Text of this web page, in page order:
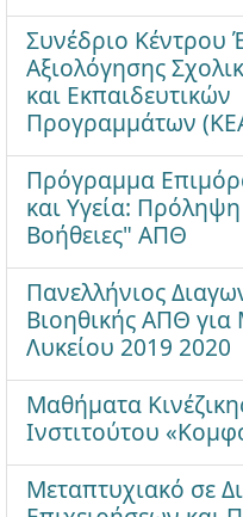
Συνέδριο Κέντρου
Αξιολόγησης
και Εκπαιδευτικών
Προγραμμάτων
Πρόγραμμα
και Υγεία:
Βοήθειες" ΑΠΘ
Πανελλήνιος
Βιοηθικής ΑΠΘ για
Λυκείου 2019 2020
Μαθήματα
Ινστιτούτου
Μεταπτυχιακό σε